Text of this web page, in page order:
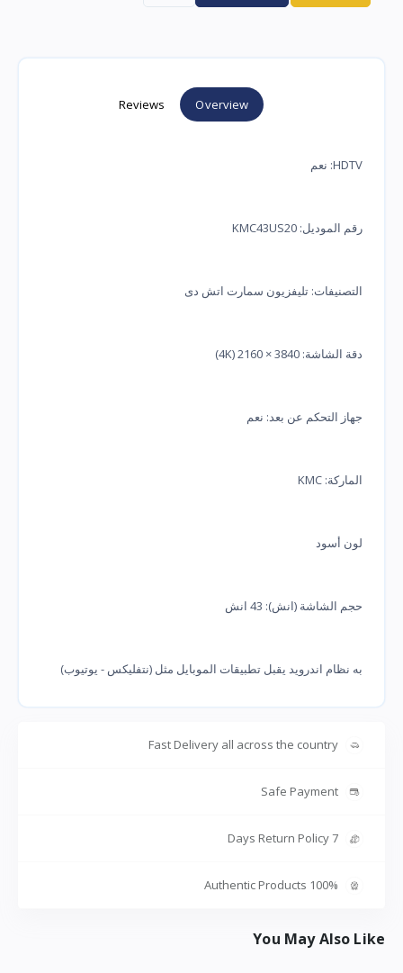
Overview
Reviews
HDTV: نعم
رقم الموديل: KMC43US20
التصنيفات: تليفزيون سمارت اتش دى
دقة الشاشة: 3840 × 2160 (4K)
جهاز التحكم عن بعد: نعم
الماركة: KMC
لون أسود
حجم الشاشة (انش): 43 انش
به نظام اندرويد يقبل تطبيقات الموبايل مثل (نتفليكس - يوتيوب)
Fast Delivery all across the country
Safe Payment
7 Days Return Policy
100% Authentic Products
You May Also Like